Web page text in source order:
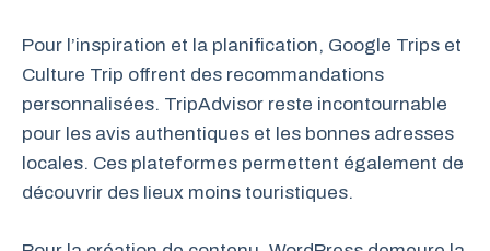
Pour l’inspiration et la planification, Google Trips et
Culture Trip offrent des recommandations
personnalisées. TripAdvisor reste incontournable
pour les avis authentiques et les bonnes adresses
locales. Ces plateformes permettent également de
découvrir des lieux moins touristiques.